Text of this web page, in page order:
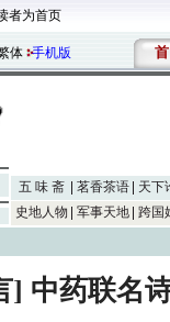
者为首页
体 手机版 首
五 味 斋 茗香茶语
天下
史地人物
军事天地 跨国
] 中药联名